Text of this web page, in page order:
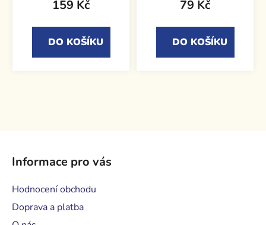
159 Kč
DO KOŠÍKU
79 Kč
DO KOŠÍKU
Informace pro vás
Hodnocení obchodu
Doprava a platba